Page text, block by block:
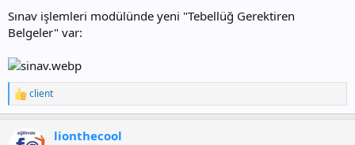
Sınav işlemleri modülünde yeni "Tebellüğ Gerektiren
Belgeler" var:
T
e
k
client
lionthecool